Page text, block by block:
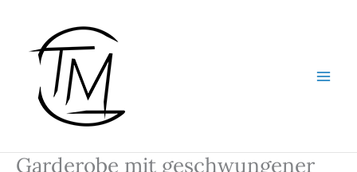
springen
Garderobe mit geschwungener